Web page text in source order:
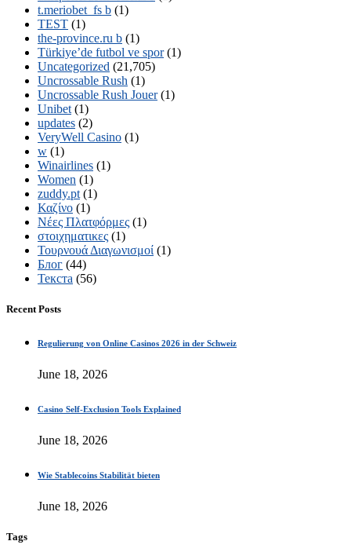
t.meriobet_fs b (1)
TEST (1)
the-province.ru b (1)
Türkiye’de futbol ve spor (1)
Uncategorized (21,705)
Uncrossable Rush (1)
Uncrossable Rush Jouer (1)
Unibet (1)
updates (2)
VeryWell Casino (1)
w (1)
Winairlines (1)
Women (1)
zuddy.pt (1)
Καζίνο (1)
Νέες Πλατφόρμες (1)
στοιχηματικες (1)
Τουρνουά Διαγωνισμοί (1)
Блог (44)
Текста (56)
Recent Posts
Regulierung von Online Casinos 2026 in der Schweiz
June 18, 2026
Casino Self-Exclusion Tools Explained
June 18, 2026
Wie Stablecoins Stabilität bieten
June 18, 2026
Tags